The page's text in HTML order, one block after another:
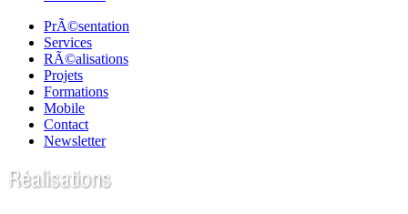
PrÃ©sentation
Services
RÃ©alisations
Projets
Formations
Mobile
Contact
Newsletter